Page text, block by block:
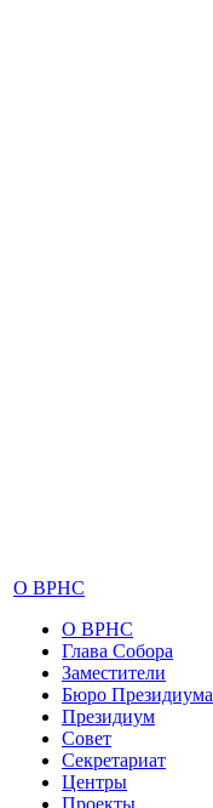
О ВРНС
О ВРНС
Глава Собора
Заместители
Бюро Президиума
Президиум
Совет
Секретариат
Центры
Проекты